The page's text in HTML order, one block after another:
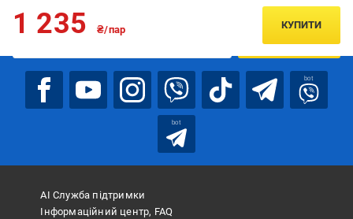
1 235 ₴/пар КУПИТИ
Підписуйтесь, щоб дізнаватись першим про акції та пропозиції
ПІДПИСАТИСЯ
bot
bot
АІ Служба підтримки
Інформаційний центр, FAQ